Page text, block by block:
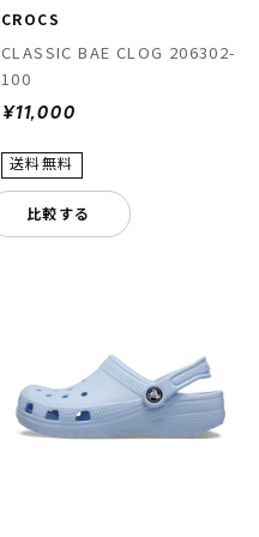
CROCS
CLASSIC BAE CLOG 206302-
100
¥11,000
比較する